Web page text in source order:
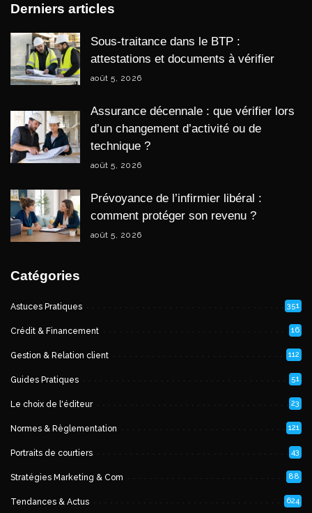
Derniers articles
Sous-traitance dans le BTP :
attestations et documents à vérifier
août 5, 2026
Assurance décennale : que vérifier lors
d’un changement d’activité ou de
technique ?
août 5, 2026
Prévoyance de l’infirmier libéral :
comment protéger son revenu ?
août 5, 2026
Catégories
Astuces Pratiques 351
Crédit & Financement 16
Gestion & Relation client 112
Guides Pratiques 51
Le choix de l'éditeur 23
Normes & Règlementation 121
Portraits de courtiers 43
Stratégies Marketing & Com 88
Tendances & Actus 624